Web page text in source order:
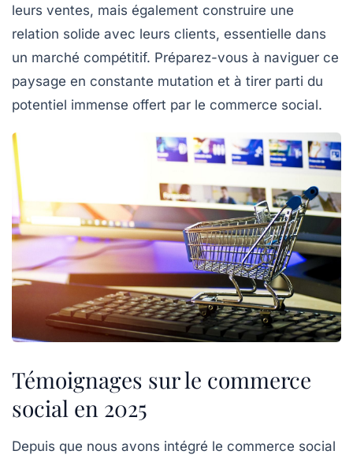
leurs ventes, mais également construire une
relation solide avec leurs clients, essentielle dans
un marché compétitif. Préparez-vous à naviguer ce
paysage en constante mutation et à tirer parti du
potentiel immense offert par le commerce social.
Témoignages sur le commerce
social en 2025
Depuis que nous avons intégré le commerce social